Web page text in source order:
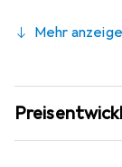
Mehr